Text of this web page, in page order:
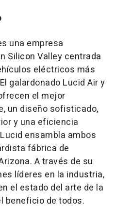
una empresa
Silicon Valley centrada
eléctricos más
galardonado Lucid Air y
el mejor
un diseño sofisticado,
y una eficiencia
ensambla ambos
fábrica de
. A través de su
líderes en la industria,
el estado del arte de la
beneficio de todos.